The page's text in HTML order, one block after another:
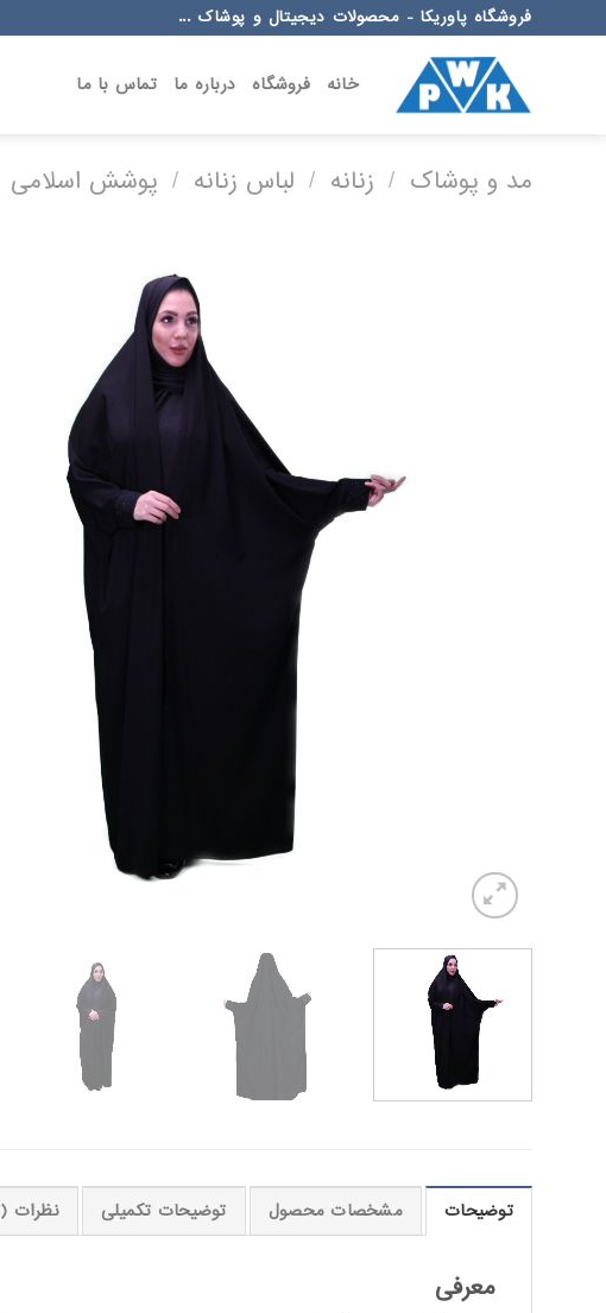
to
فروشگاه پاوریکا - محصولات دیجیتال و پوشاک ...
خانه فروشگاه درباره ما تماس با ما
مد و پوشاک / زنانه / لباس زنانه / پوشش اسلامی
توضیحات مشخصات محصول توضیحات تکمیلی نظرات (0)
معرفی